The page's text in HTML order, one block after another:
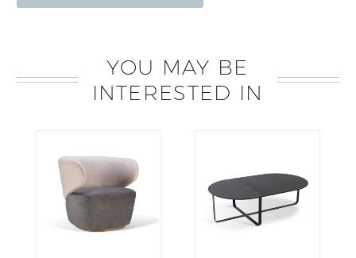
YOU MAY BE
INTERESTED IN